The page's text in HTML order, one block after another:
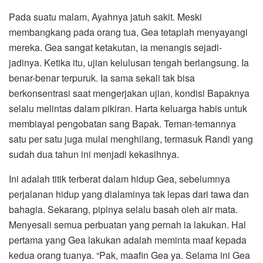
Pada suatu malam, Ayahnya jatuh sakit. Meski
membangkang pada orang tua, Gea tetaplah menyayangi
mereka. Gea sangat ketakutan, ia menangis sejadi-
jadinya. Ketika itu, ujian kelulusan tengah berlangsung. Ia
benar-benar terpuruk. Ia sama sekali tak bisa
berkonsentrasi saat mengerjakan ujian, kondisi Bapaknya
selalu melintas dalam pikiran. Harta keluarga habis untuk
membiayai pengobatan sang Bapak. Teman-temannya
satu per satu juga mulai menghilang, termasuk Randi yang
sudah dua tahun ini menjadi kekasihnya.
Ini adalah titik terberat dalam hidup Gea, sebelumnya
perjalanan hidup yang dialaminya tak lepas dari tawa dan
bahagia. Sekarang, pipinya selalu basah oleh air mata.
Menyesali semua perbuatan yang pernah ia lakukan. Hal
pertama yang Gea lakukan adalah meminta maaf kepada
kedua orang tuanya. “Pak, maafin Gea ya. Selama ini Gea